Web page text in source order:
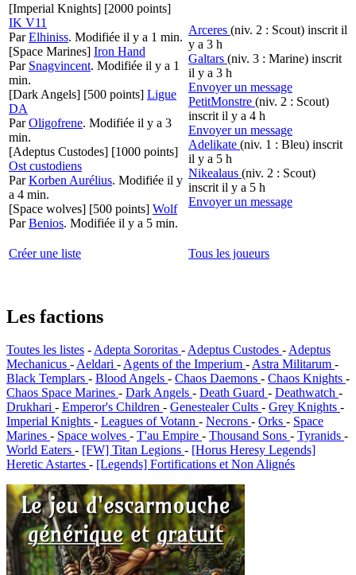
[Imperial Knights] [2000 points]
IK V11
ParElhiniss. Modifiée il y a 1 min.
[Space Marines] Iron Hand
Par Snagvincent. Modifiée il y a 1
min.
[Dark Angels] [500 points] Ligue
DA
ParOligofrene. Modifiée il y a 3
min.
[Adeptus Custodes] [1000 points]
Ost custodiens
ParKorben Aurélius. Modifiée il y
a 4 min.
[Space wolves] [500 points] Wolf
ParBenios. Modifiée il y a 5 min.
Arceres (niv. 2 : Scout) inscrit il
y a 3 h
Galtars (niv. 3 : Marine) inscrit
il y a 3 h
Envoyer un message
PetitMonstre (niv. 2 : Scout)
inscrit il y a 4 h
Envoyer un message
Adelikate (niv. 1 : Bleu) inscrit
il y a 5 h
Nikealaus (niv. 2 : Scout)
inscrit il y a 5 h
Envoyer un message
Créer une liste Tous les joueurs
Les factions
Toutes les listes -Adepta Sororitas -Adeptus Custodes -Adeptus
Mechanicus -Aeldari -Agents of the Imperium -Astra Militarum -
Black Templars - Blood Angels - Chaos Daemons - Chaos Knights -
Chaos Space Marines - Dark Angels - Death Guard - Deathwatch -
Drukhari - Emperor's Children - Genestealer Cults - Grey Knights -
Imperial Knights - Leagues of Votann - Necrons - Orks - Space
Marines - Space wolves - T'au Empire - Thousand Sons - Tyranids -
World Eaters - [FW] Titan Legions - [Horus Heresy Legends]
Heretic Astartes - [Legends] Fortifications et Non Alignés